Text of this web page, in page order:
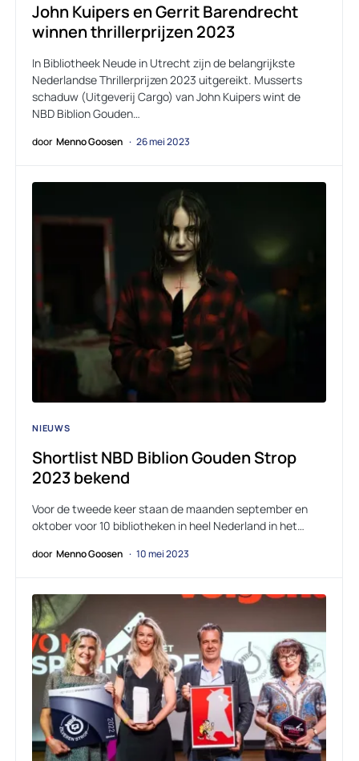
John Kuipers en Gerrit Barendrecht
winnen thrillerprijzen 2023
In Bibliotheek Neude in Utrecht zijn de belangrijkste
Nederlandse Thrillerprijzen 2023 uitgereikt. Musserts
schaduw (Uitgeverij Cargo) van John Kuipers wint de
NBD Biblion Gouden…
door Menno Goosen 26 mei 2023
NIEUWS
Shortlist NBD Biblion Gouden Strop
2023 bekend
Voor de tweede keer staan de maanden september en
oktober voor 10 bibliotheken in heel Nederland in het…
door Menno Goosen 10 mei 2023